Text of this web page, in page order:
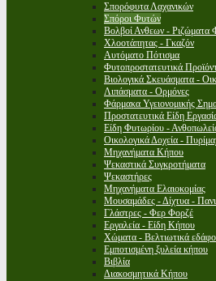
Σπορόφυτα Λαχανικών
Σπόροι Φυτών
Βολβοί Ανθεων - Ριζώματα
Χλοοτάπητας - Γκαζόν
Αυτόματο Πότισμα
Φυτοπροστατευτικά
Βιολογικά Σκευάσματα -
Λιπάσματα - Ορμόνες
Φάρμακα Υγειονομικής
Προστατευτικά Είδη
Είδη Φυτωρίου -
Οικολογικά Δοχεία -
Μηχανήματα Κήπου
Ψεκαστικά Συγκροτήματα
Ψεκαστήρες
Μηχανήματα Ελαιοκομίας
Μουσαμάδες - Δίχτυα -
Γλάστρες - Φερ Φορζέ
Εργαλεία - Είδη Κήπου
Χώματα - Βελτιωτικά
Εμποτισμένη ξυλεία κήπου
Βιβλία
Διακοσμητικά Κήπου